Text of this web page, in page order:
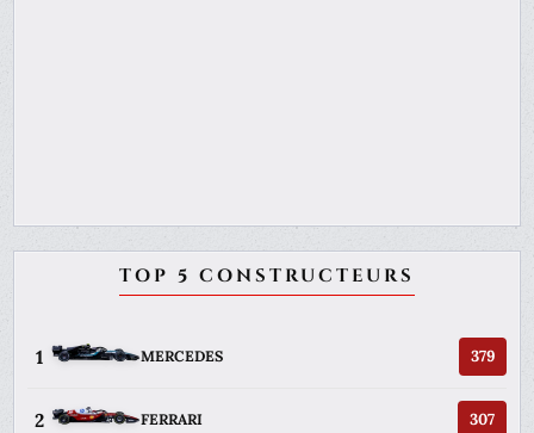
TOP 5 CONSTRUCTEURS
1 MERCEDES 379
2 FERRARI 307